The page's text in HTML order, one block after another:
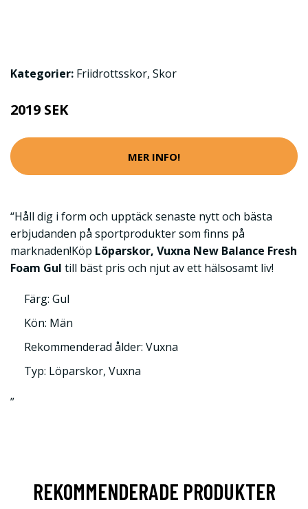
Kategorier: Friidrottsskor, Skor
2019 SEK
MER INFO!
“Håll dig i form och upptäck senaste nytt och bästa
erbjudanden på sportprodukter som finns på
marknaden!Köp Löparskor, Vuxna New Balance Fresh
Foam Gul till bäst pris och njut av ett hälsosamt liv!
Färg: Gul
Kön: Män
Rekommenderad ålder: Vuxna
Typ: Löparskor, Vuxna
”
REKOMMENDERADE PRODUKTER